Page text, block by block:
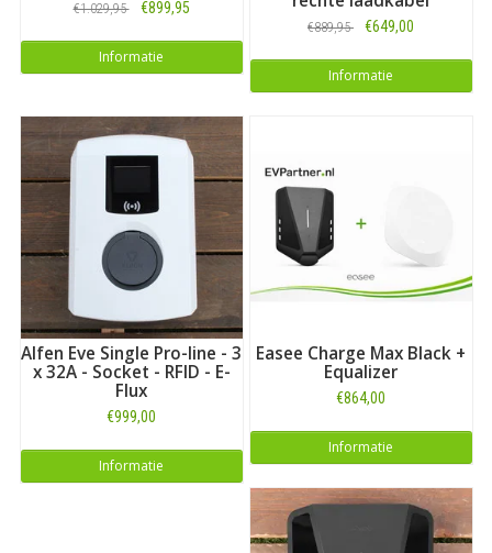
€1.029,95 €899,95
Informatie
€889,95 €649,00
Informatie
Alfen Eve Single Pro-line - 3
x 32A - Socket - RFID - E-
Flux
€999,00
Informatie
Easee Charge Max Black +
Equalizer
€864,00
Informatie